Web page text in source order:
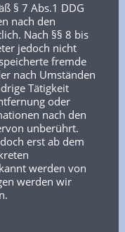
§ 7 Abs.1 DDG
nach den
Nach §§ 8 bis
jedoch nicht
fremde
nach Umständen
Tätigkeit
oder
nach den
unberührt.
erst ab dem
werden von
werden wir